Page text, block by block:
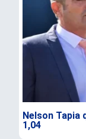
Nelson
1,04